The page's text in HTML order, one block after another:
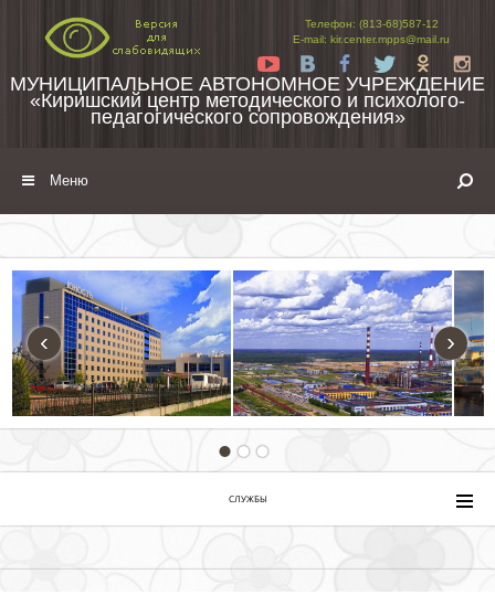
Телефон: (813-68)587-12
E-mail: kir.center.mpps@mail.ru
Yt
Tw
МУНИЦИПАЛЬНОЕ АВТОНОМНОЕ УЧРЕЖДЕНИЕ
«Киришский центр методического и психолого-
педагогического сопровождения»
Меню
‹ ›
СЛУЖБЫ